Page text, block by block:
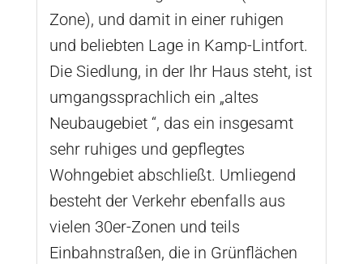
Zone), und damit in einer ruhigen
und beliebten Lage in Kamp-Lintfort.
Die Siedlung, in der Ihr Haus steht, ist
umgangssprachlich ein „altes
Neubaugebiet “, das ein insgesamt
sehr ruhiges und gepflegtes
Wohngebiet abschließt. Umliegend
besteht der Verkehr ebenfalls aus
vielen 30er-Zonen und teils
Einbahnstraßen, die in Grünflächen